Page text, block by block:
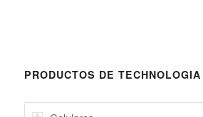
PRODUCTOS DE TECHNOLOGIA